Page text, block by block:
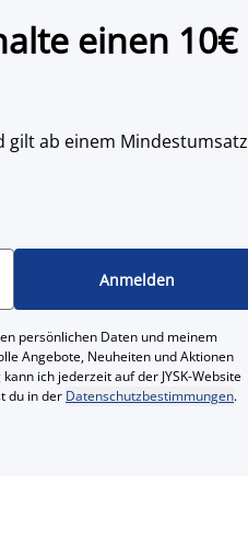
einen 10€
gilt ab einem Mindestumsatz
Anmelden
persönlichen Daten und meinem
Angebote, Neuheiten und Aktionen
ich jederzeit auf der JYSK-Website
du in der Datenschutzbestimmungen.